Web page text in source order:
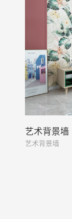
艺术背景墙
艺术背景墙